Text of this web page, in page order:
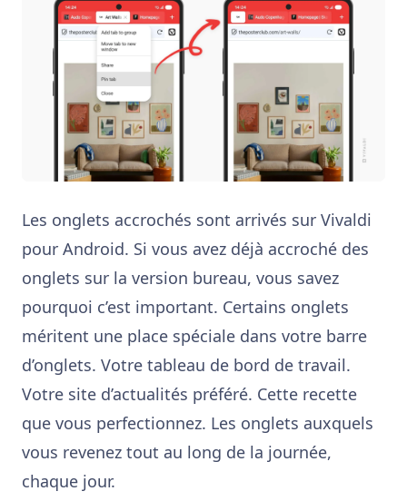
Les onglets accrochés sont arrivés sur Vivaldi
pour Android. Si vous avez déjà accroché des
onglets sur la version bureau, vous savez
pourquoi c’est important. Certains onglets
méritent une place spéciale dans votre barre
d’onglets. Votre tableau de bord de travail.
Votre site d’actualités préféré. Cette recette
que vous perfectionnez. Les onglets auxquels
vous revenez tout au long de la journée,
chaque jour.